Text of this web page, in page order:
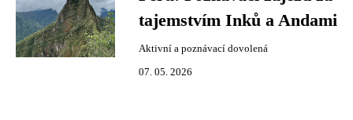
tajemstvím Inků a Andami
Aktivní a poznávací dovolená
07. 05. 2026